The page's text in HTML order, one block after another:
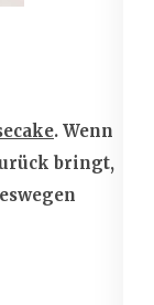
. Wenn
bringt,